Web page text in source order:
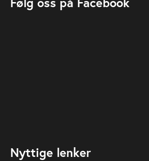
Nyttige lenker